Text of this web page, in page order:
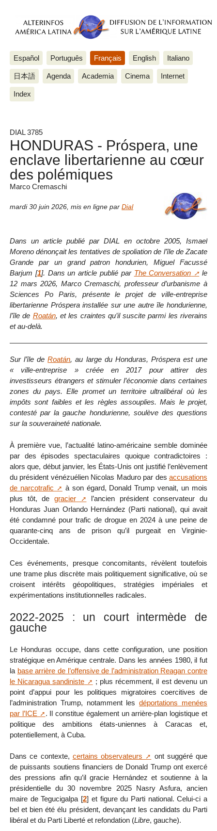
Español Português Français English Italiano
日本語 Agenda Academia Cinema Internet
Index
DIAL 3785
HONDURAS - Próspera, une
enclave libertarienne au cœur
des polémiques
Marco Cremaschi
mardi 30 juin 2026 mis en ligne par Dial
Dans un article publié par DIAL en octobre 2005, Ismael
Moreno dénonçait les tentatives de spoliation de l’île de Zacate
Grande par un grand patron hondurien, Miguel Facussé
Barjum [1]. Dans un article publié par The Conversation
le
12 mars 2026, Marco Cremaschi, professeur d’urbanisme à
Sciences Po Paris, présente le projet de ville-entreprise
libertarienne Próspera installée sur une autre île hondurienne,
l’île de Roatán, et les craintes qu’il suscite parmi les riverains
et au-delà.
Sur l’île deRoatán, au large du Honduras, Próspera est une
« ville-entreprise » créée en 2017 pour attirer des
investisseurs étrangers et stimuler l’économie dans certaines
zones du pays. Elle promet un territoire ultralibéral où les
impôts sont faibles et les règles assouplies. Mais le projet,
contesté par la gauche hondurienne, soulève des questions
sur la souveraineté nationale.
À première vue, l’actualité latino-américaine semble dominée
par des épisodes spectaculaires quoique contradictoires :
alors que, début janvier, les États-Unis ont justifié l’enlèvement
du président vénézuélien Nicolas Maduro par des accusations
de narcotrafic
à son égard, Donald Trump venait, un mois
plus tôt, de gracier
l’ancien président conservateur du
Honduras Juan Orlando Hernández (Parti national), qui avait
été condamné pour trafic de drogue en 2024 à une peine de
quarante-cinq ans de prison qu’il purgeait en Virginie-
Occidentale.
Ces événements, presque concomitants, révèlent toutefois
une trame plus discrète mais politiquement significative, où se
croisent intérêts géopolitiques, stratégies impériales et
expérimentations institutionnelles radicales.
2022-2025 : un court intermède de
gauche
Le Honduras occupe, dans cette configuration, une position
stratégique en Amérique centrale. Dans les années 1980, il fut
la base arrière de l’offensive de l’administration Reagan contre
le Nicaragua sandiniste
; plus récemment, il est devenu un
point d’appui pour les politiques migratoires coercitives de
l’administration Trump, notamment lesdéportations menées
par l’ICE
. Il constitue également un arrière-plan logistique et
politique des ambitions états-uniennes à Caracas et,
potentiellement, à Cuba.
Dans ce contexte, certains observateurs
ont suggéré que
de puissants soutiens financiers de Donald Trump ont exercé
des pressions afin qu’il gracie Hernández et soutienne à la
présidentielle du 30 novembre 2025 Nasry Asfura, ancien
maire de Tegucigalpa [2] et figure du Parti national. Celui-ci a
bel et bien été élu président, devançant les candidats du Parti
libéral et du Parti Liberté et refondation (Libre, gauche).